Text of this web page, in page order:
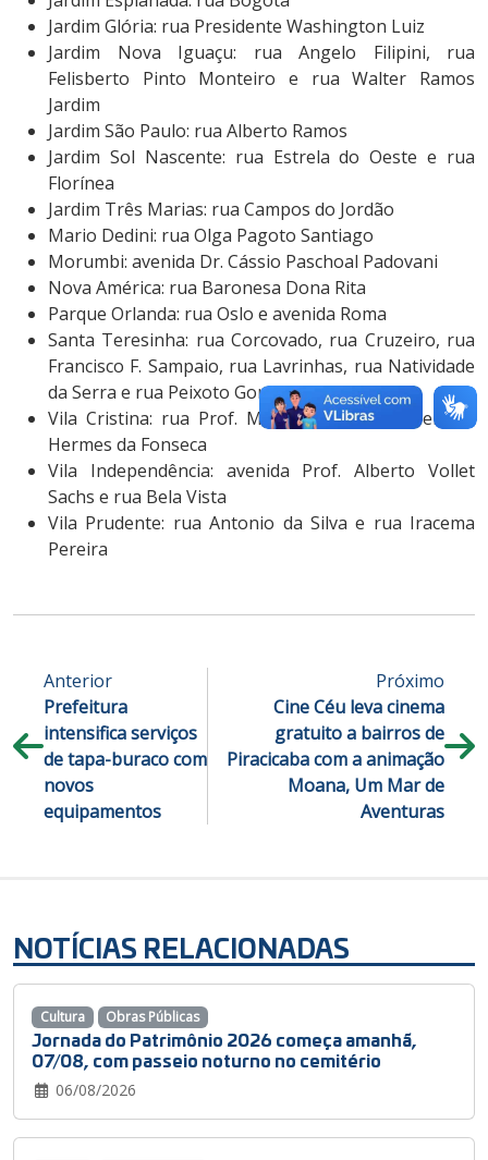
Jardim Glória: rua Presidente Washington Luiz
Jardim Nova Iguaçu: rua Angelo Filipini, rua
Felisberto Pinto Monteiro e rua Walter Ramos
Jardim
Jardim São Paulo: rua Alberto Ramos
Jardim Sol Nascente: rua Estrela do Oeste e rua
Florínea
Jardim Três Marias: rua Campos do Jordão
Mario Dedini: rua Olga Pagoto Santiago
Morumbi: avenida Dr. Cássio Paschoal Padovani
Nova América: rua Baronesa Dona Rita
Parque Orlanda: rua Oslo e avenida Roma
Santa Teresinha: rua Corcovado, rua Cruzeiro, rua
Francisco F. Sampaio, rua Lavrinhas, rua Natividade
da Serra e rua Peixoto Gomide
Vila Cristina: rua Prof. Mello Ayres e rua General
Hermes da Fonseca
Vila Independência: avenida Prof. Alberto Vollet
Sachs e rua Bela Vista
Vila Prudente: rua Antonio da Silva e rua Iracema
Pereira
Anterior
Prefeitura
intensifica serviços
de tapa-buraco com
novos
equipamentos
Próximo
Cine Céu leva cinema
gratuito a bairros de
Piracicaba com a animação
Moana, Um Mar de
Aventuras
NOTÍCIAS RELACIONADAS
Jornada do Patrimônio 2026 começa amanhã,
07/08, com passeio noturno no cemitério
06/08/2026
Cultura Obras Públicas